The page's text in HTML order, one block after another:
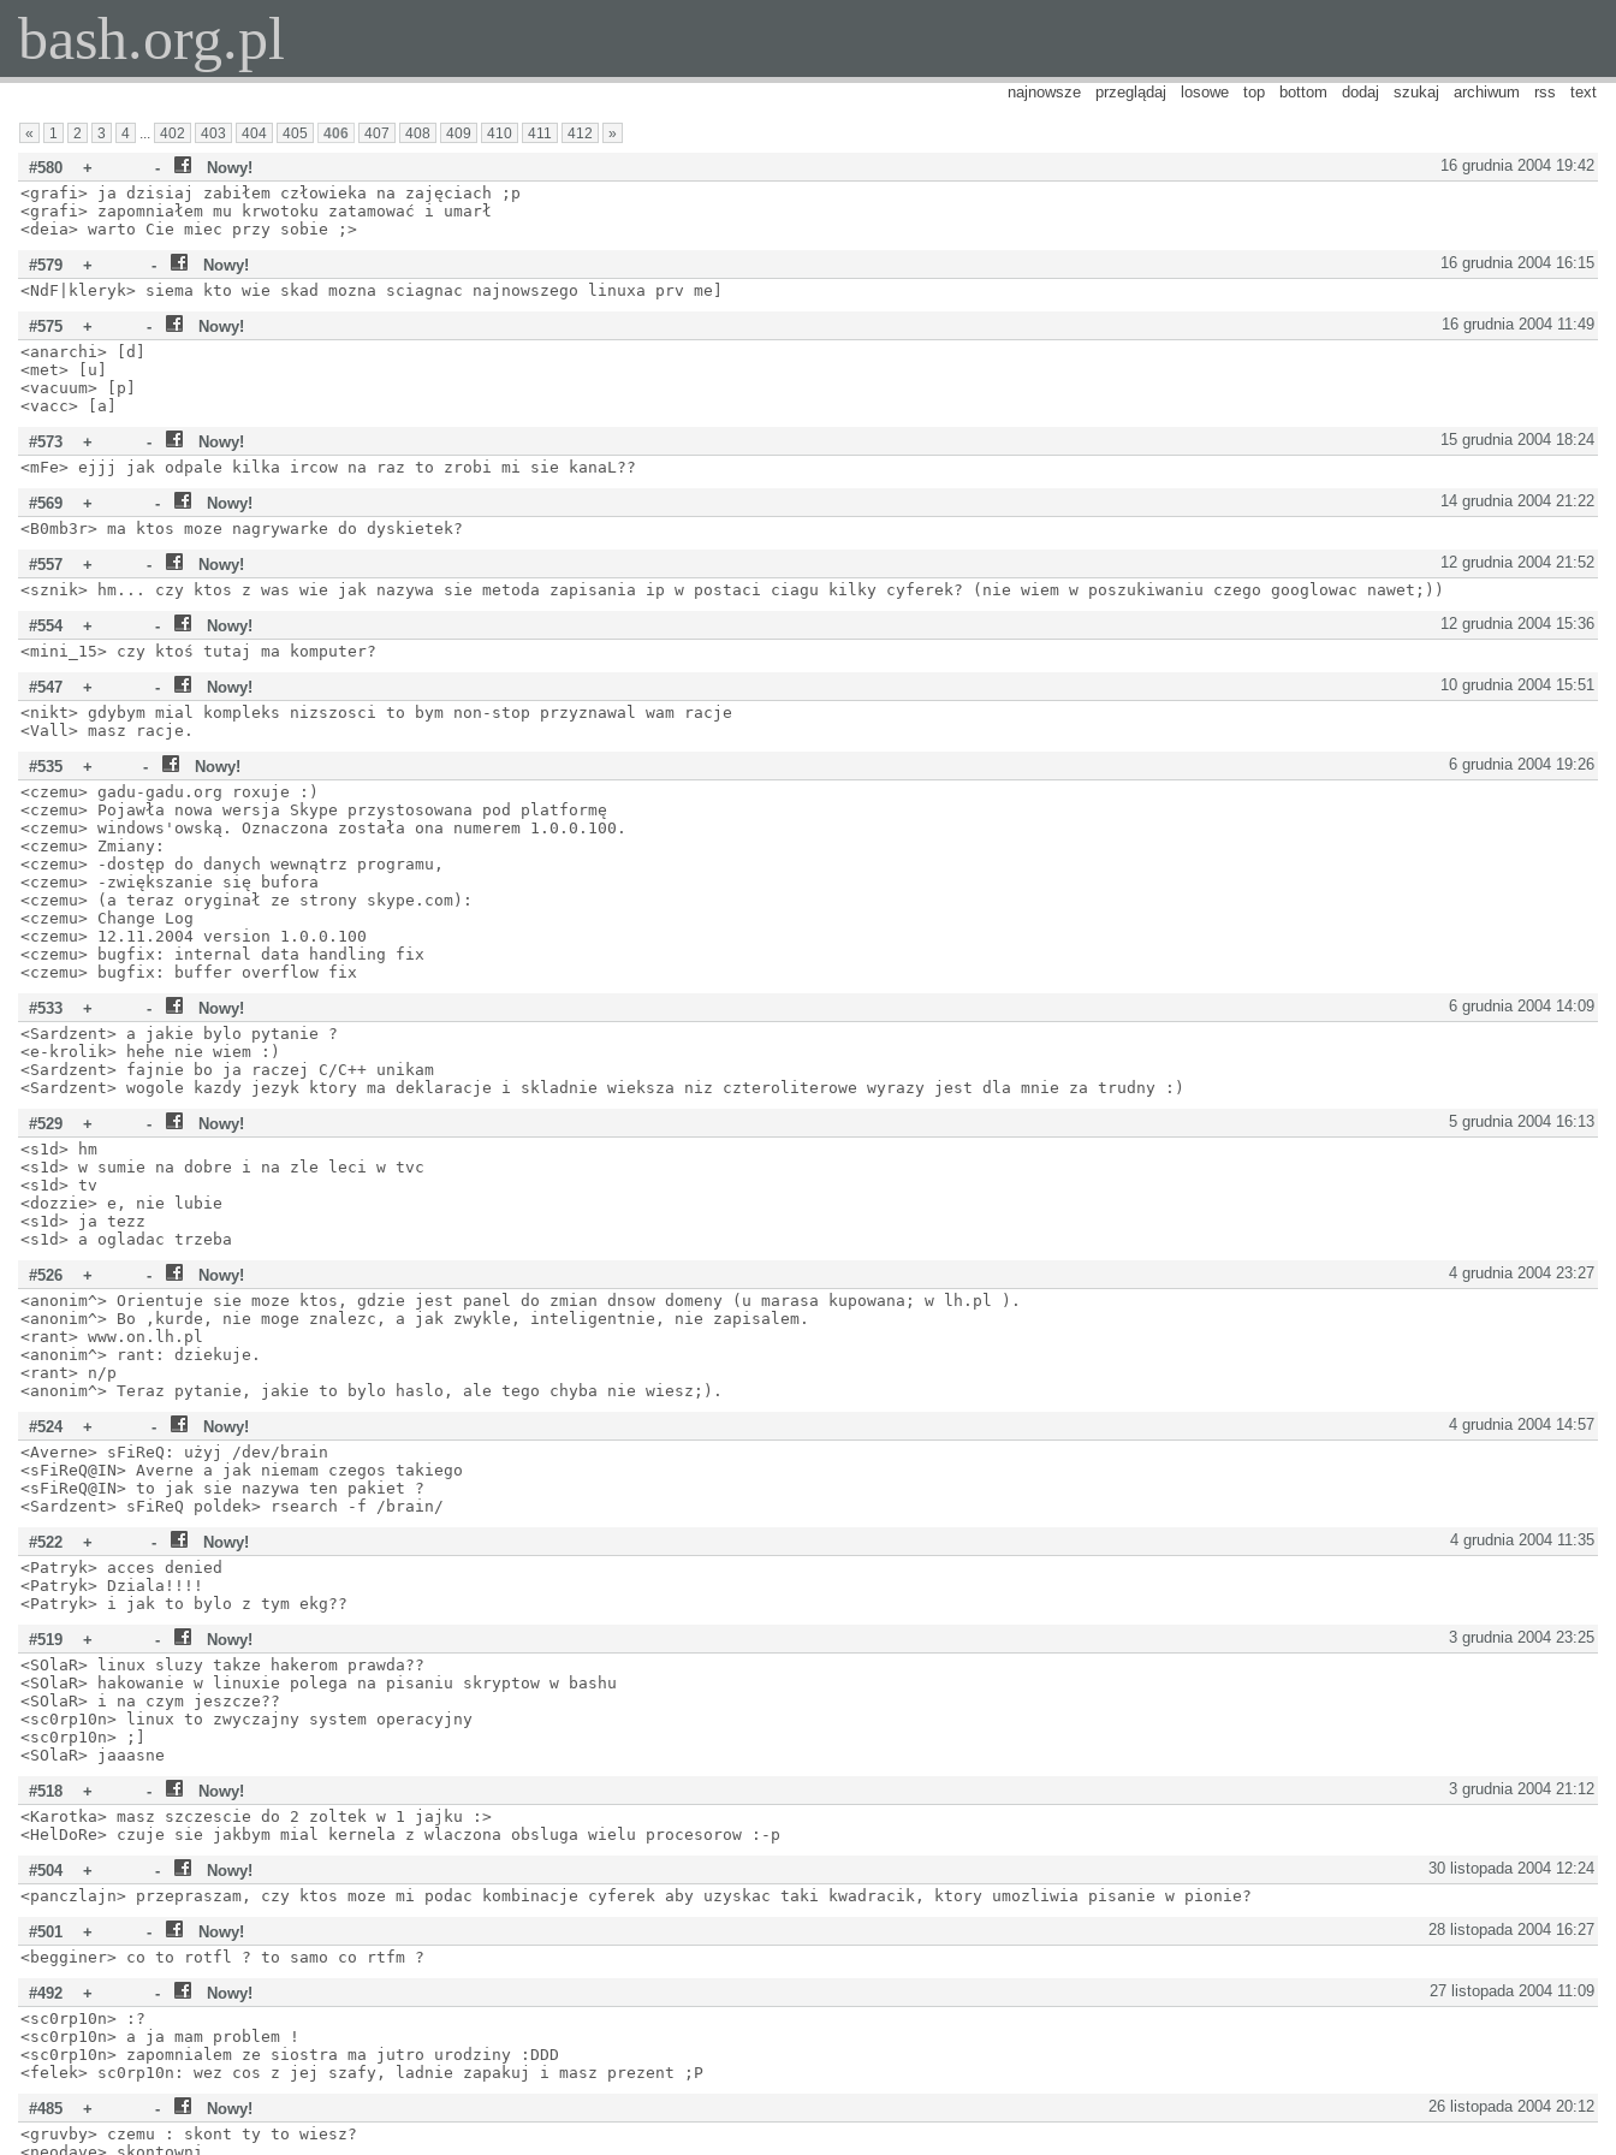
bash.org.pl
najnowsze przeglądaj losowe top bottom dodaj szukaj archiwum rss text
« 1 2 3 4 402 403 404 405 406 407 408 409 410 411 412 »
16 grudnia 2004 19:42
#580 + -
Nowy!
<grafi> ja dzisiaj zabiłem człowieka na zajęciach ;p
<grafi> zapomniałem mu krwotoku zatamować i umarł
<deia> warto Cie miec przy sobie ;>
16 grudnia 2004 16:15
#579 + -
Nowy!
<NdF|kleryk> siema kto wie skad mozna sciagnac najnowszego linuxa prv me]
16 grudnia 2004 11:49
#575 + -
Nowy!
<anarchi> [d]
<met> [u]
<vacuum> [p]
<vacc> [a]
15 grudnia 2004 18:24
#573 + -
Nowy!
<mFe> ejjj jak odpale kilka ircow na raz to zrobi mi sie kanaL??
14 grudnia 2004 21:22
#569 + -
Nowy!
<B0mb3r> ma ktos moze nagrywarke do dyskietek?
12 grudnia 2004 21:52
#557 + -
Nowy!
<sznik> hm... czy ktos z was wie jak nazywa sie metoda zapisania ip w postaci ciagu kilky cyferek? (nie wiem w poszukiwaniu czego googlowac nawet;))
12 grudnia 2004 15:36
#554 + -
Nowy!
<mini_15> czy ktoś tutaj ma komputer?
10 grudnia 2004 15:51
#547 + -
Nowy!
<nikt> gdybym mial kompleks nizszosci to bym non-stop przyznawal wam racje
<Vall> masz racje.
6 grudnia 2004 19:26
#535 + -
Nowy!
<czemu> gadu-gadu.org roxuje :)
<czemu> Pojawła nowa wersja Skype przystosowana pod platformę
<czemu> windows'owską. Oznaczona została ona numerem 1.0.0.100.
<czemu> Zmiany:
<czemu> -dostęp do danych wewnątrz programu,
<czemu> -zwiększanie się bufora
<czemu> (a teraz oryginał ze strony skype.com):
<czemu> Change Log
<czemu> 12.11.2004 version 1.0.0.100
<czemu> bugfix: internal data handling fix
<czemu> bugfix: buffer overflow fix
6 grudnia 2004 14:09
#533 + -
Nowy!
<Sardzent> a jakie bylo pytanie ?
<e-krolik> hehe nie wiem :)
<Sardzent> fajnie bo ja raczej C/C++ unikam
<Sardzent> wogole kazdy jezyk ktory ma deklaracje i skladnie wieksza niz czteroliterowe wyrazy jest dla mnie za trudny :)
5 grudnia 2004 16:13
#529 + -
Nowy!
<s1d> hm
<s1d> w sumie na dobre i na zle leci w tvc
<s1d> tv
<dozzie> e, nie lubie
<s1d> ja tezz
<s1d> a ogladac trzeba
4 grudnia 2004 23:27
#526 + -
Nowy!
<anonim^> Orientuje sie moze ktos, gdzie jest panel do zmian dnsow domeny (u marasa kupowana; w lh.pl ).
<anonim^> Bo ,kurde, nie moge znalezc, a jak zwykle, inteligentnie, nie zapisalem.
<rant> www.on.lh.pl
<anonim^> rant: dziekuje.
<rant> n/p
<anonim^> Teraz pytanie, jakie to bylo haslo, ale tego chyba nie wiesz;).
4 grudnia 2004 14:57
#524 + -
Nowy!
<Averne> sFiReQ: użyj /dev/brain
<sFiReQ@IN> Averne a jak niemam czegos takiego
<sFiReQ@IN> to jak sie nazywa ten pakiet ?
<Sardzent> sFiReQ poldek> rsearch -f /brain/
4 grudnia 2004 11:35
#522 + -
Nowy!
<Patryk> acces denied
<Patryk> Dziala!!!!
<Patryk> i jak to bylo z tym ekg??
3 grudnia 2004 23:25
#519 + -
Nowy!
<SOlaR> linux sluzy takze hakerom prawda??
<SOlaR> hakowanie w linuxie polega na pisaniu skryptow w bashu
<SOlaR> i na czym jeszcze??
<sc0rp10n> linux to zwyczajny system operacyjny
<sc0rp10n> ;]
<SOlaR> jaaasne
3 grudnia 2004 21:12
#518 + -
Nowy!
<Karotka> masz szczescie do 2 zoltek w 1 jajku :>
<HelDoRe> czuje sie jakbym mial kernela z wlaczona obsluga wielu procesorow :-p
30 listopada 2004 12:24
#504 + -
Nowy!
<panczlajn> przepraszam, czy ktos moze mi podac kombinacje cyferek aby uzyskac taki kwadracik, ktory umozliwia pisanie w pionie?
28 listopada 2004 16:27
#501 + -
Nowy!
<begginer> co to rotfl ? to samo co rtfm ?
27 listopada 2004 11:09
#492 + -
Nowy!
<sc0rp10n> :?
<sc0rp10n> a ja mam problem !
<sc0rp10n> zapomnialem ze siostra ma jutro urodziny :DDD
<felek> sc0rp10n: wez cos z jej szafy, ladnie zapakuj i masz prezent ;P
26 listopada 2004 20:12
#485 + -
Nowy!
<gruvby> czemu : skont ty to wiesz?